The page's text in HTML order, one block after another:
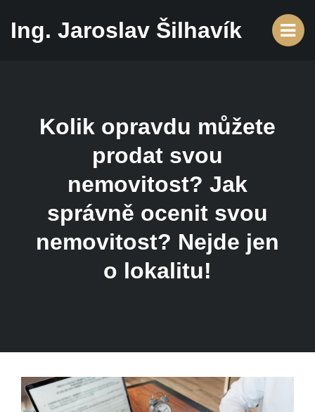
Ing. Jaroslav Šilhavík
Kolik opravdu můžete
prodat svou
nemovitost? Jak
správně ocenit svou
nemovitost? Nejde jen
o lokalitu!